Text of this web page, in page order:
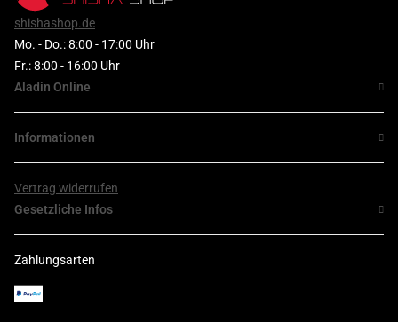
shishashop.de
Mo. - Do.: 8:00 - 17:00 Uhr
Fr.: 8:00 - 16:00 Uhr
Aladin Online
Informationen
Vertrag widerrufen
Gesetzliche Infos
Zahlungsarten